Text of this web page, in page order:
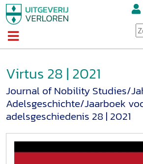
Virtus 28 | 2021
Journal of Nobility Studies/
Adelsgeschichte/Jaarboek
adelsgeschiedenis 28 | 2021